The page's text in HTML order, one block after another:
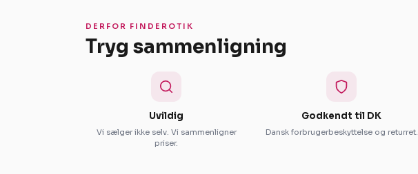
DERFOR FINDEROTIK
Tryg sammenligning
Uvildig
Vi sælger ikke selv. Vi sammenligner
priser.
Godkendt til DK
Dansk forbrugerbeskyttelse og returret.